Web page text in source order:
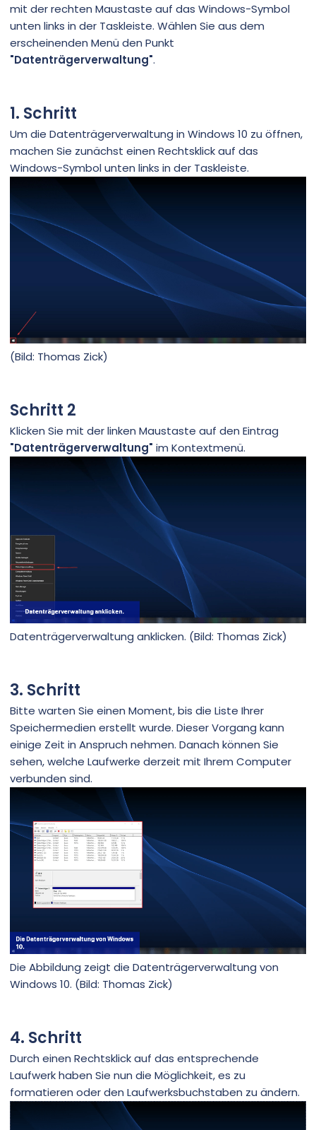
mit der rechten Maustaste auf das Windows-Symbol
unten links in der Taskleiste. Wählen Sie aus dem
erscheinenden Menü den Punkt
"Datenträgerverwaltung".
1. Schritt
Um die Datenträgerverwaltung in Windows 10 zu öffnen,
machen Sie zunächst einen Rechtsklick auf das
Windows-Symbol unten links in der Taskleiste.
(Bild: Thomas Zick)
Schritt 2
Klicken Sie mit der linken Maustaste auf den Eintrag
"Datenträgerverwaltung" im Kontextmenü.
Datenträgerverwaltung anklicken. (Bild: Thomas Zick)
3. Schritt
Bitte warten Sie einen Moment, bis die Liste Ihrer
Speichermedien erstellt wurde. Dieser Vorgang kann
einige Zeit in Anspruch nehmen. Danach können Sie
sehen, welche Laufwerke derzeit mit Ihrem Computer
verbunden sind.
Die Abbildung zeigt die Datenträgerverwaltung von
Windows 10. (Bild: Thomas Zick)
4. Schritt
Durch einen Rechtsklick auf das entsprechende
Laufwerk haben Sie nun die Möglichkeit, es zu
formatieren oder den Laufwerksbuchstaben zu ändern.